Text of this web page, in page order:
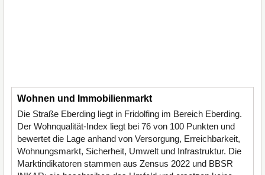
Wohnen und Immobilienmarkt
Die Straße Eberding liegt in Fridolfing im Bereich Eberding.
Der Wohnqualität-Index liegt bei 76 von 100 Punkten und
bewertet die Lage anhand von Versorgung, Erreichbarkeit,
Wohnungsmarkt, Sicherheit, Umwelt und Infrastruktur. Die
Marktindikatoren stammen aus Zensus 2022 und BBSR